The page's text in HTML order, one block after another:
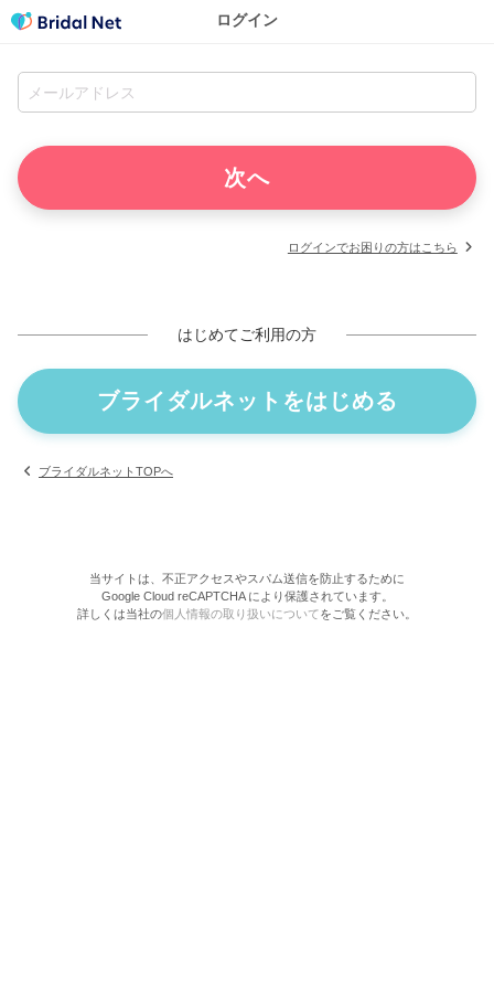
ログイン
ログインでお困りの方はこちら
はじめてご利用の方
ブライダルネットをはじめる
ブライダルネットTOPへ
当サイトは、不正アクセスやスパム送信を防止するために
Google Cloud reCAPTCHA により保護されています。
詳しくは当社の個人情報の取り扱いについてをご覧ください。